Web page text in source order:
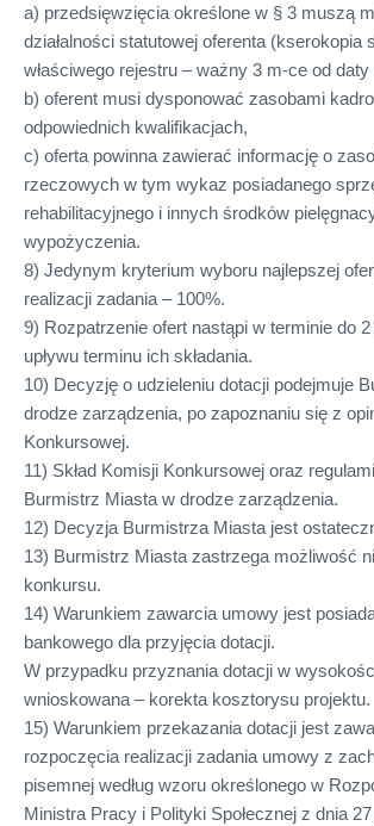
a) przedsięwzięcia określone w § 3 muszą
działalności statutowej oferenta (kserokopia
właściwego rejestru – ważny 3 m-ce od
b) oferent musi dysponować zasobami
odpowiednich kwalifikacjach,
c) oferta powinna zawierać informację o
rzeczowych w tym wykaz posiadanego
rehabilitacyjnego i innych środków
wypożyczenia.
8) Jedynym kryterium wyboru najlepszej
realizacji zadania – 100%.
9) Rozpatrzenie ofert nastąpi w terminie do
upływu terminu ich składania.
10) Decyzję o udzieleniu dotacji podejmuje
drodze zarządzenia, po zapoznaniu się z
Konkursowej.
11) Skład Komisji Konkursowej oraz
Burmistrz Miasta w drodze zarządzenia.
12) Decyzja Burmistrza Miasta jest
13) Burmistrz Miasta zastrzega możliwość
konkursu.
14) Warunkiem zawarcia umowy jest
bankowego dla przyjęcia dotacji.
W przypadku przyznania dotacji w
wnioskowana – korekta kosztorysu projektu.
15) Warunkiem przekazania dotacji jest
rozpoczęcia realizacji zadania umowy z
pisemnej według wzoru określonego w
Ministra Pracy i Polityki Społecznej z dnia